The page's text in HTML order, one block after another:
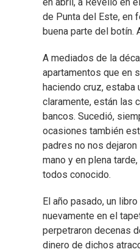
de Punta del Este, en
buena parte del botín.
A mediados de la
apartamentos que en
haciendo cruz, estaba
claramente, están las
bancos. Sucedió,
ocasiones también
padres no nos
mano y en plena
todos conocido.
El año pasado, un
nuevamente en el
perpetraron decenas
dinero de dichos